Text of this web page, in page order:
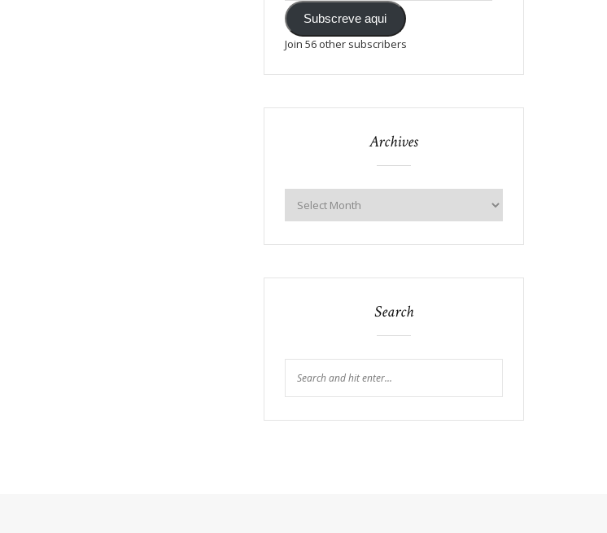
Subscreve aqui
Join 56 other subscribers
Archives
Search